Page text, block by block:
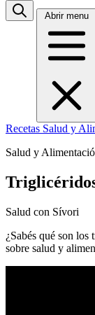
Abrir menu
Recetas Salud y
Salud y
Salud con Sívori
¿Sabés qué son los
sobre salud y